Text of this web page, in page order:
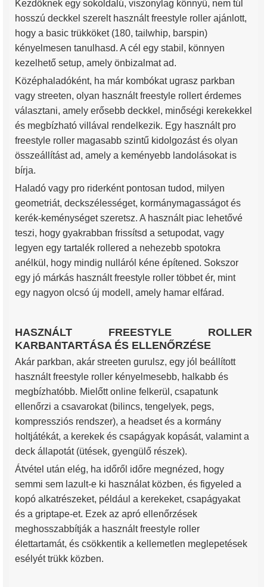
Kezdőknek egy sokoldalú, viszonylag könnyű, nem túl
hosszú deckkel szerelt használt freestyle roller ajánlott,
hogy a basic trükköket (180, tailwhip, barspin)
kényelmesen tanulhasd. A cél egy stabil, könnyen
kezelhető setup, amely önbizalmat ad.
Középhaladóként, ha már kombókat ugrasz parkban
vagy streeten, olyan használt freestyle rollert érdemes
választani, amely erősebb deckkel, minőségi kerekekkel
és megbízható villával rendelkezik. Egy használt pro
freestyle roller magasabb szintű kidolgozást és olyan
összeállítást ad, amely a keményebb landolásokat is
bírja.
Haladó vagy pro riderként pontosan tudod, milyen
geometriát, deckszélességet, kormánymagasságot és
kerék-keménységet szeretsz. A használt piac lehetővé
teszi, hogy gyakrabban frissítsd a setupodat, vagy
legyen egy tartalék rollered a nehezebb spotokra
anélkül, hogy mindig nulláról kéne építened. Sokszor
egy jó márkás használt freestyle roller többet ér, mint
egy nagyon olcsó új modell, amely hamar elfárad.
HASZNÁLT FREESTYLE ROLLER
KARBANTARTÁSA ÉS ELLENŐRZÉSE
Akár parkban, akár streeten gurulsz, egy jól beállított
használt freestyle roller kényelmesebb, halkabb és
megbízhatóbb. Mielőtt online felkerül, csapatunk
ellenőrzi a csavarokat (bilincs, tengelyek, pegs,
kompressziós rendszer), a headset és a kormány
holtjátékát, a kerekek és csapágyak kopását, valamint a
deck állapotát (ütések, gyengülő részek).
Átvétel után elég, ha időről időre megnézed, hogy
semmi sem lazult-e ki használat közben, és figyeled a
kopó alkatrészeket, például a kerekeket, csapágyakat
és a griptape-et. Ezek az apró ellenőrzések
meghosszabbítják a használt freestyle roller
élettartamát, és csökkentik a kellemetlen meglepetések
esélyét trükk közben.